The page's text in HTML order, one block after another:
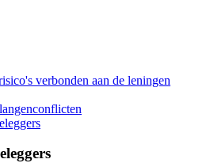
verbonden aan de leningen